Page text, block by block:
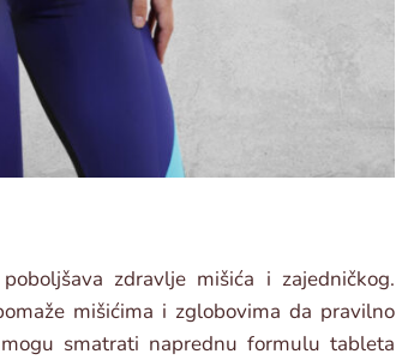
zdravlje mišića i zajedničkog.
mišićima i zglobovima da pravilno
smatrati naprednu formulu tableta